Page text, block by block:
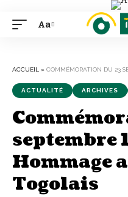
Font
Aa
ACCUEIL » COMMÉMORATION DU 23
ACTUALITÉ ARCHIVES
septembre
Hommage
Togolais